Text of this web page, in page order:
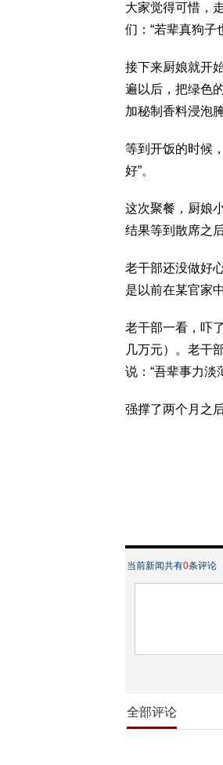
大家觉得可惜，
们：“若辈真狗子
接下来厨娘就开
遍以后，把绿色
加秘制香料浸泡腌
等到开饭的时候
好”。
这次聚餐，厨娘
结果等到散席之
老干部还没做好
是以前在某官家
老干部一看，吓
几万元）。老干
说：“吾辈事力淡
强撑了两个月之
当前新闻共有0条评论
全部评论